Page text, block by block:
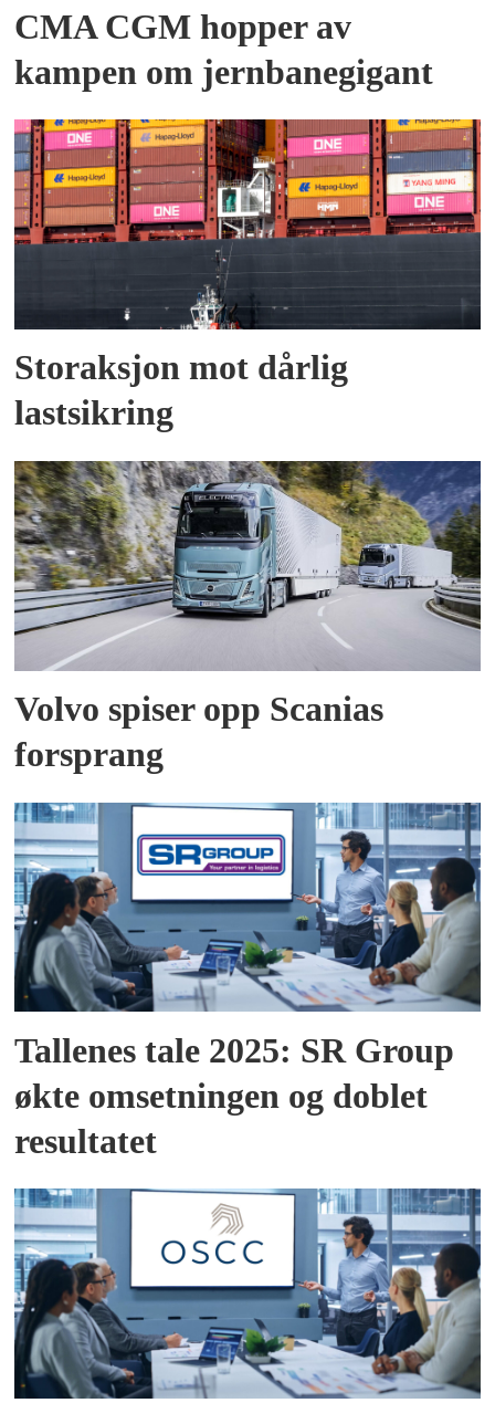
CMA CGM hopper av
kampen om jernbanegigant
Storaksjon mot dårlig
lastsikring
Volvo spiser opp Scanias
forsprang
Tallenes tale 2025: SR Group
økte omsetningen og doblet
resultatet